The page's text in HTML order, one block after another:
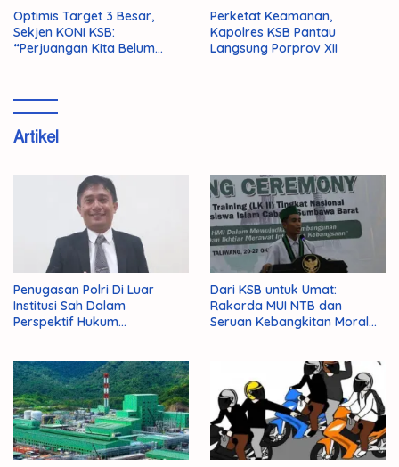
Optimis Target 3 Besar,
Sekjen KONI KSB:
“Perjuangan Kita Belum
Perketat Keamanan,
Kapolres KSB Pantau
Langsung Porprov XII
Artikel
Penugasan Polri Di Luar
Institusi Sah Dalam
Perspektif Hukum
Dari KSB untuk Umat:
Rakorda MUI NTB dan
Seruan Kebangkitan Moral